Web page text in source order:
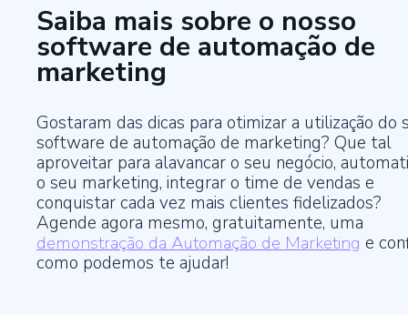
Saiba mais sobre o nosso
software de automação de
marketing
Gostaram das dicas para otimizar a utilização do
software de automação de marketing? Que tal
aproveitar para alavancar o seu negócio,
o seu marketing, integrar o time de vendas e
conquistar cada vez mais clientes fidelizados?
Agende agora mesmo, gratuitamente, uma
demonstração da Automação de Marketing e
como podemos te ajudar!